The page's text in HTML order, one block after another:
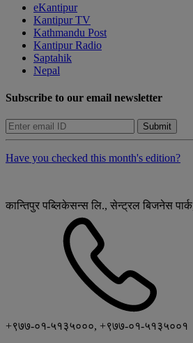
eKantipur
Kantipur TV
Kathmandu Post
Kantipur Radio
Saptahik
Nepal
Subscribe to our email newsletter
Submit
Have you checked this month's edition?
कान्तिपुर पब्लिकेसन्स लि., सेन्ट्रल बिजनेस
+९७७-०१-५१३५०००, +९७७-०१-५१३५००१